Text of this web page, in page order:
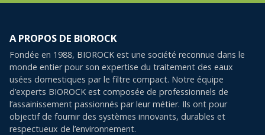
A PROPOS DE BIOROCK
Fondée en 1988, BIOROCK est une société reconnue dans le
monde entier pour son expertise du traitement des eaux
usées domestiques par le filtre compact. Notre équipe
d’experts BIOROCK est composée de professionnels de
l’assainissement passionnés par leur métier. Ils ont pour
objectif de fournir des systèmes innovants, durables et
respectueux de l’environnement.